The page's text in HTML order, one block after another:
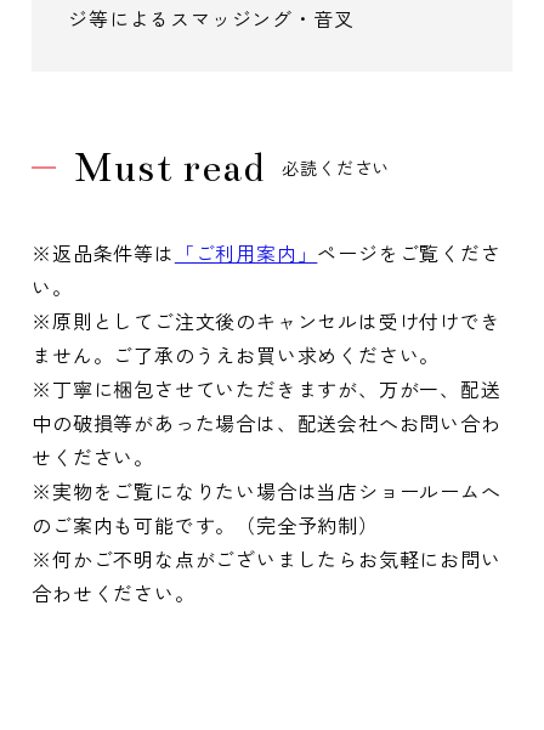
ジ等によるスマッジング・音叉
Must read 必読ください
※返品条件等は 「ご利用案内」 ページをご覧くださ
い。
※原則としてご注文後のキャンセルは受け付けでき
ません。ご了承のうえお買い求めください。
※丁寧に梱包させていただきますが、万が一、配送
中の破損等があった場合は、配送会社へお問い合わ
せください。
※実物をご覧になりたい場合は当店ショールームへ
のご案内も可能です。（完全予約制）
※何かご不明な点がございましたらお気軽にお問い
合わせください。